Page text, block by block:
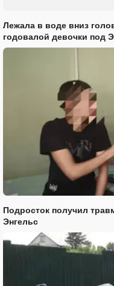
Лежала в воде вниз
годовалой девочки под
Подросток получил
Энгельс